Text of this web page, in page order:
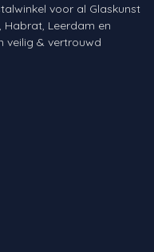
voor al Glaskunst
Habrat, Leerdam en
veilig & vertrouwd